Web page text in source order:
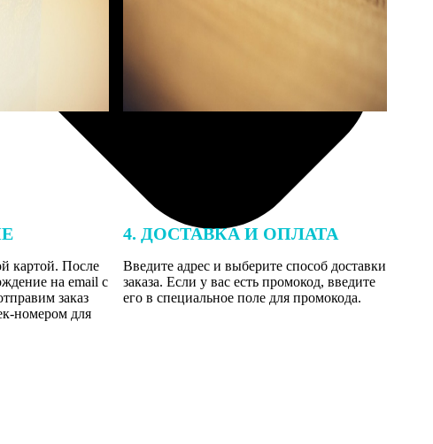
картой. После
на email с
заказ
номером для
4. ДОСТАВКА И ОПЛАТА
Введите адрес и выберите способ доставки
заказа. Если у вас есть промокод, введите
его в специальное поле для промокода.